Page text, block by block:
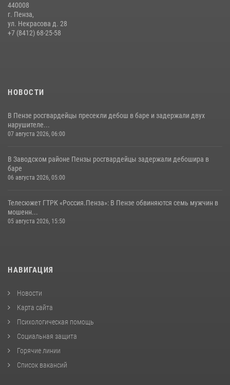
11 июля 2026, 10:00
В Пензе сотрудники Росгвардии обезвредили артиллерийский
440008
г. Пенза,
ул. Некрасова д. 28
+7 (8412) 68-25-58
НОВОСТИ
В Пензе росгвардейцы пресекли дебош в баре и задержали двух
нарушителе...
07 августа 2026, 06:00
В Заводском районе Пензы росгвардейцы задержали дебошира в
баре
06 августа 2026, 05:00
Телесюжет ГТРК «Россия.Пенза»: В Пензе обвиняются семь мужчин в
мошенн...
05 августа 2026, 15:50
НАВИГАЦИЯ
Новости
Карта сайта
Психологическая помощь
Социальная защита
Горячие линии
Список вакансий